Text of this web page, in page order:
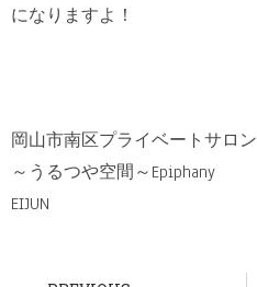
になりますよ！
岡山市南区プライベートサロン
～うるつや空間～Epiphany
EIJUN